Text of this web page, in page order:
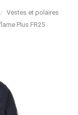
Vestes et polaires
Plus FR25